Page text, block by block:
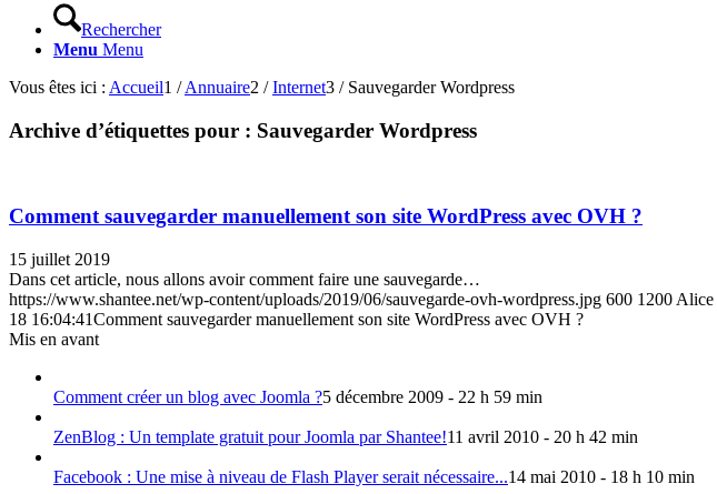
Rechercher
Menu Menu
Vous êtes ici : Accueil1 / Annuaire2 / Internet3 / Sauvegarder Wordpress
Archive d’étiquettes pour : Sauvegarder Wordpress
Comment sauvegarder manuellement son site WordPress avec OVH ?
15 juillet 2019
Dans cet article, nous allons avoir comment faire une sauvegarde…
https://www.shantee.net/wp-content/uploads/2019/06/sauvegarde-ovh-wordpress.jpg 600 1200 Alice
18 16:04:41Comment sauvegarder manuellement son site WordPress avec OVH ?
Mis en avant
Comment créer un blog avec Joomla ?5 décembre 2009 - 22 h 59 min
ZenBlog : Un template gratuit pour Joomla par Shantee!11 avril 2010 - 20 h 42 min
Facebook : Une mise à niveau de Flash Player serait nécessaire...14 mai 2010 - 18 h 10 min